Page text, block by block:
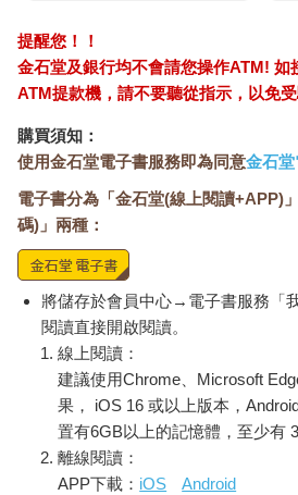
提醒您！！
金石堂及銀行均不會請您操作ATM! 如
ATM提款機，請不要聽從指示，以免受
購買須知：
使用金石堂電子書服務即為同意金石
電子書分為「金石堂(線上閱讀+APP)
碼)」兩種：
將儲存於會員中心→電子書服務「
閱讀直接開啟閱讀。
線上閱讀：
建議使用Chrome、Microsoft
果， iOS 16 或以上版本，
置有6GB以上的記憶體，至少有
離線閱讀：
APP下載： iOS
Android